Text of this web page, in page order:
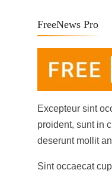
FreeNews Pro
Excepteur sint
proident, sunt in
deserunt mollit
Sint occaecat